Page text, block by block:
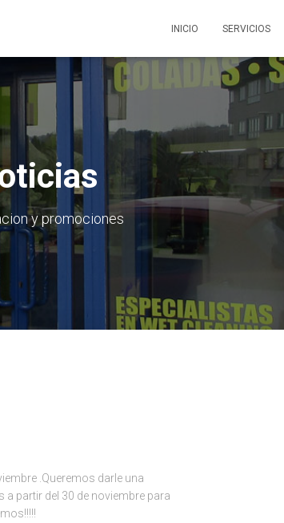
INICIO SERVICIOS
y promociones
.Queremos darle una
partir del 30 de noviembre para